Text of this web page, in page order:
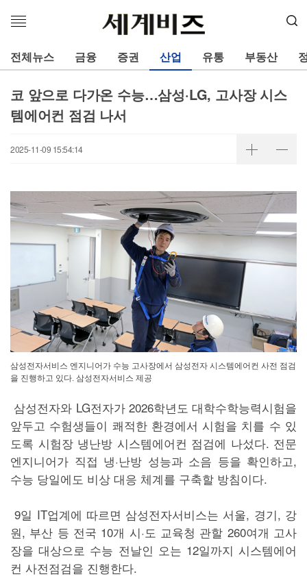
메
열
기
전체뉴스 금융 증권 산업 유통 부동산
코 앞으로 다가온 수능…삼성·LG, 고사장 시스
템에어컨 점검 나서
2025-11-09 15:54:14
삼성전자서비스 엔지니어가 수능 고사장에서 삼성전자 시스템에어컨 사전 점검
을 진행하고 있다. 삼성전자서비스 제공
삼성전자와 LG전자가 2026학년도 대학수학능력시험을
앞두고 수험생들이 쾌적한 환경에서 시험을 치를 수 있
도록 시험장 냉난방 시스템에어컨 점검에 나섰다. 전문
엔지니어가 직접 냉·난방 성능과 소음 등을 확인하고,
수능 당일에도 비상 대응 체계를 구축할 방침이다.
9일 IT업계에 따르면 삼성전자서비스는 서울, 경기, 강
원, 부산 등 전국 10개 시·도 교육청 관할 260여개 고사
장을 대상으로 수능 전날인 오는 12일까지 시스템에어
컨 사전점검을 진행한다.